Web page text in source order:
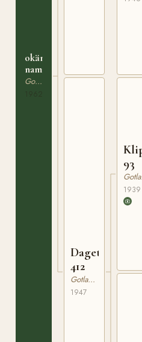
okänt
namn
Gotlandsruss
Dageta
412
Gotlandsruss
1947
93
1939